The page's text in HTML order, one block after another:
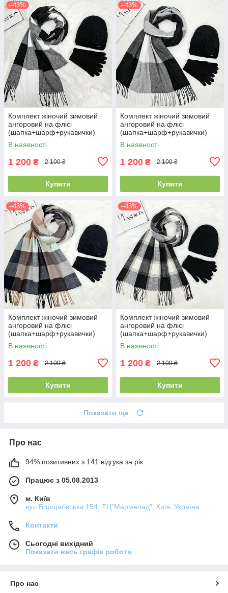
–43%
Комплект жіночий зимовий
ангоровий на флісі
(шапка+шарф+рукавички)
ODYSSEY 55-58 см
різнокольоровий 12815 - 1119
В наявності
1 200 ₴ 2 100 ₴
Купити
–43%
Комплект жіночий зимовий
ангоровий на флісі
(шапка+шарф+рукавички)
ODYSSEY 55-58 см
різнокольоровий 12815 -
В наявності
1 200 ₴ 2 100 ₴
Купити
–43%
Комплект жіночий зимовий
ангоровий на флісі
(шапка+шарф+рукавички)
ODYSSEY 55-58 см
різнокольоровий 12815 -
В наявності
1 200 ₴ 2 100 ₴
Купити
–43%
Комплект жіночий зимовий
ангоровий на флісі
(шапка+шарф+рукавички)
ODYSSEY 55-58 см чорний
12815 - 8064 - 4185
В наявності
1 200 ₴ 2 100 ₴
Купити
Показати ще
Про нас
94% позитивних з 141 відгука за рік
Працює з 05.08.2013
м. Київ
вул.Борщагівська 154, ТЦ"Мармелад", Київ, Україна
Контакти
Сьогодні вихідний
Показати весь графік роботи
Про нас